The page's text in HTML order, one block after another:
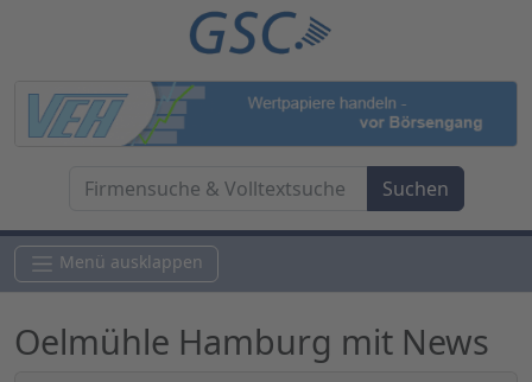
Menü ausklappen
Oelmühle Hamburg mit News